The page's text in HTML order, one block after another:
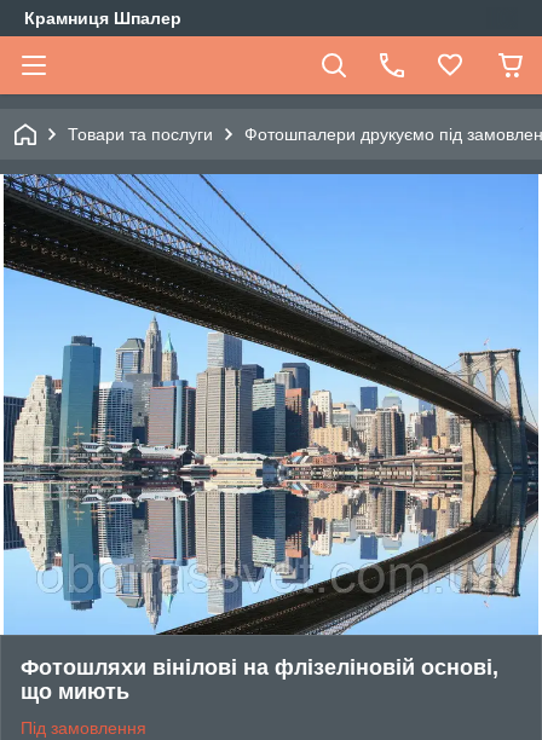
Крамниця Шпалер
Товари та послуги Фотошпалери друкуємо під
Фотошляхи вінілові на флізеліновій основі,
що миють
Під замовлення